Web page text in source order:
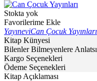
Stokta yok
Favorilerime Ekle
YayıneviCan Çocuk Yayınları
Kitap Künyesi
Bilenler Bilmeyenlere
Kargo Seçenekleri
Ödeme Seçenekleri
Kitap Açıklaması